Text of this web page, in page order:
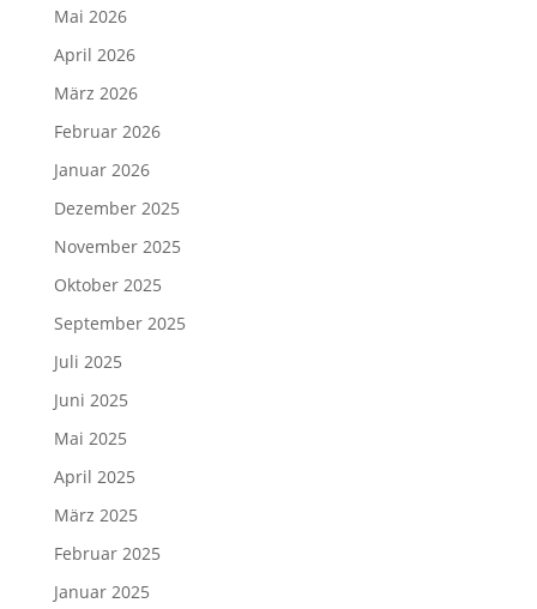
Mai 2026
April 2026
März 2026
Februar 2026
Januar 2026
Dezember 2025
November 2025
Oktober 2025
September 2025
Juli 2025
Juni 2025
Mai 2025
April 2025
März 2025
Februar 2025
Januar 2025